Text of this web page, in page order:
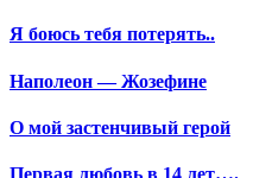
Я боюсь тебя потерять..
Наполеон — Жозефине
О мой застенчивый герой